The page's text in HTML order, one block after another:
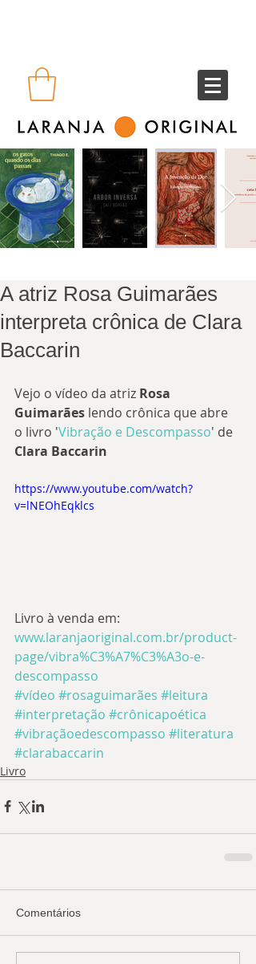
A atriz Rosa Guimarães
interpreta crônica de Clara
Baccarin
Vejo o vídeo da atriz Rosa
Guimarães lendo crônica que abre
o livro 'Vibração e Descompasso' de
Clara Baccarin
https://www.youtube.com/watch?
v=lNEOhEqklcs
Livro à venda em:
www.laranjaoriginal.com.br/product-
page/vibra%C3%A7%C3%A3o-e-
descompasso
#vídeo #rosaguimarães #leitura
#interpretação #crônicapoética
#vibraçãoedescompasso #literatura
#clarabaccarin
Livro
Comentários